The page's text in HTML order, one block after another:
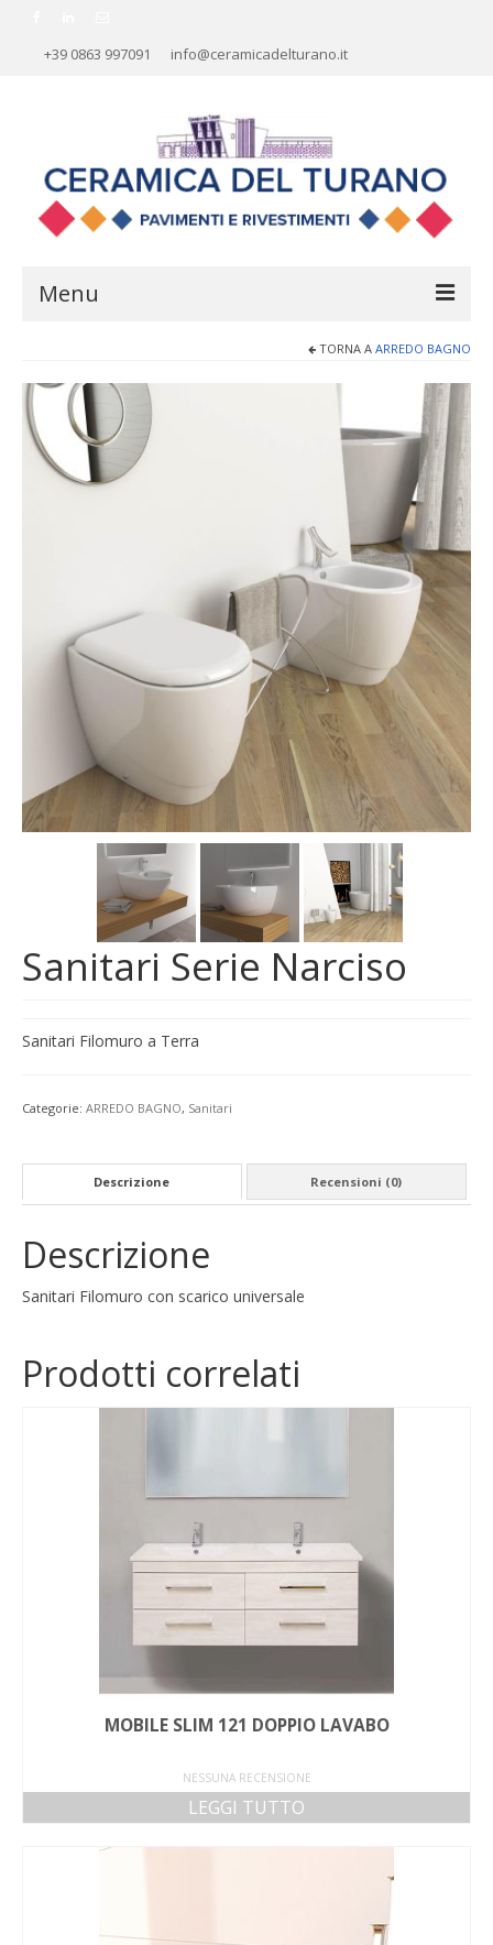
+39 0863 997091 info@ceramicadelturano.it
Menu
AZIENDA
RIVESTIMENTI
PAVIMENTI
ARREDO BAGNO
BOX DOCCIA
Sanitari
RUBINETTERIA
CAMINI E STUFE
CONTATTI
TORNA A ARREDO BAGNO
Sanitari Serie Narciso
Sanitari Filomuro a Terra
Categorie: ARREDO BAGNO, Sanitari
Descrizione Recensioni (0)
Descrizione
Sanitari Filomuro con scarico universale
Prodotti correlati
MOBILE SLIM 121 DOPPIO LAVABO
NESSUNA RECENSIONE
LEGGI TUTTO